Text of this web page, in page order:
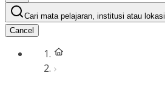
Cari mata pelajaran, institusi atau lokasi
Cancel